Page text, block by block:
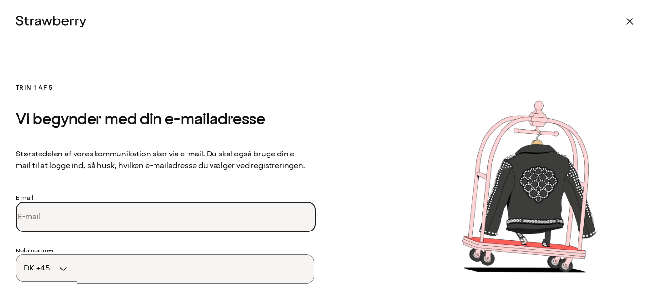
TRIN 1 AF 5
Vi begynder med din e-mailadresse
Størstedelen af vores kommunikation sker via e-mail. Du skal også bruge din e-
mail til at logge ind, så husk, hvilken e-mailadresse du vælger ved registreringen.
E-mail
Landekode
Mobilnummer